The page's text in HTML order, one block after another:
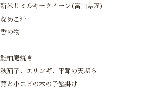
新米‼︎ミルキークイーン(富山県産)
なめこ汁
香の物
鮭柚庵焼き
秋茄子、エリンギ、平茸の天ぷら
蕪と小エビの木の子餡掛け